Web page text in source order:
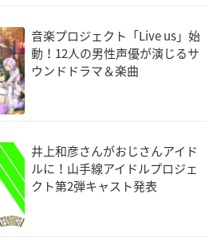
音楽プロジェクト「Live us」始
動！12人の男性声優が演じるサ
ウンドドラマ＆楽曲
井上和彦さんがおじさんアイド
ルに！山手線アイドルプロジェ
クト第2弾キャスト発表